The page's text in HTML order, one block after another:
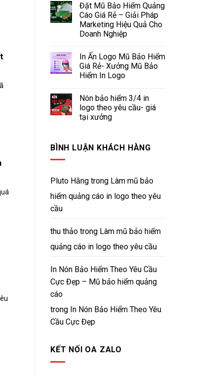
Đặt Mũ Bảo Hiểm Quảng
Cáo Giá Rẻ – Giải Pháp
Marketing Hiệu Quả Cho
Doanh Nghiệp
In Ấn Logo Mũ Bảo Hiểm
Giá Rẻ- Xưởng Mũ Bảo
Hiểm In Logo
Nón bảo hiểm 3/4 in
logo theo yêu cầu- giá
tại xưởng
BÌNH LUẬN KHÁCH HÀNG
Pluto Hằng trong Làm mũ bảo
hiểm quảng cáo in logo theo yêu
cầu
thu thảo trong Làm mũ bảo hiểm
quảng cáo in logo theo yêu cầu
In Nón Bảo Hiểm Theo Yêu Cầu
Cực Đẹp – Mũ bảo hiểm quảng
cáo
trong In Nón Bảo Hiểm Theo Yêu
Cầu Cực Đẹp
KẾT NỐI OA ZALO